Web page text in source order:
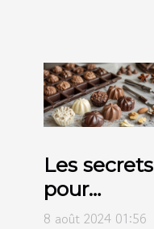
Les secrets
pour
réussir le
8 août 2024 01:56